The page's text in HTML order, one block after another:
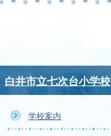
白井市立七次台小学校
学校案内